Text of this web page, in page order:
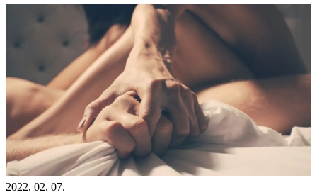
2022. 02. 07.